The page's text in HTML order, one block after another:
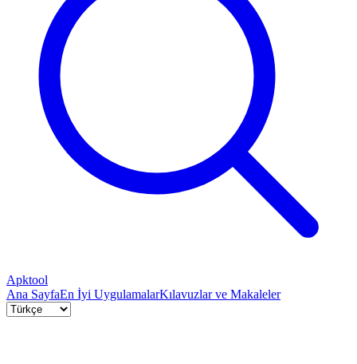
Apktool
Ana SayfaEn İyi UygulamalarKılavuzlar ve Makaleler